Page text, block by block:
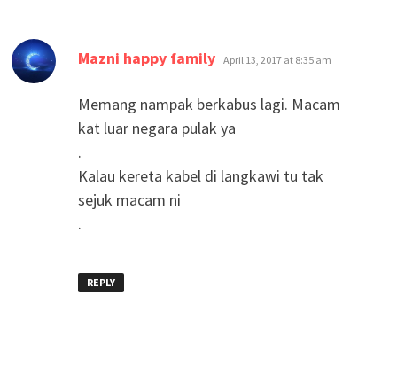
Mazni happy family says:
April 13, 2017 at 8:35 am
Memang nampak berkabus lagi. Macam
kat luar negara pulak ya
.
Kalau kereta kabel di langkawi tu tak
sejuk macam ni
.
REPLY